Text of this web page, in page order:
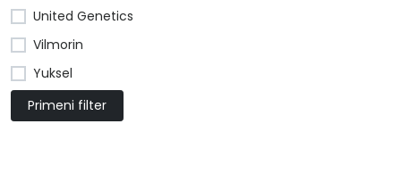
United Genetics
Vilmorin
Yuksel
Primeni filter